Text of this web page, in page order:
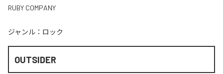
RUBY COMPANY
ジャンル： ロック
OUTSIDER